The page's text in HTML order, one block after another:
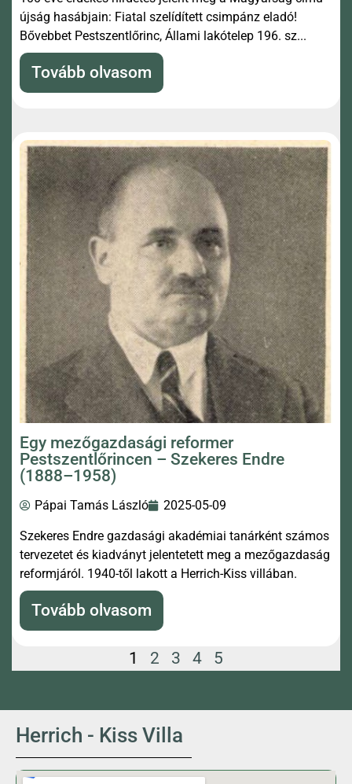
újság hasábjain: Fiatal szelídített csimpánz eladó!
Bővebbet Pestszentlőrinc, Állami lakótelep 196. sz...
Tovább olvasom
Egy mezőgazdasági reformer
Pestszentlőrincen – Szekeres Endre
(1888–1958)
Pápai Tamás László 2025-05-09
Szekeres Endre gazdasági akadémiai tanárként számos
tervezetet és kiadványt jelentetett meg a mezőgazdaság
reformjáról. 1940-től lakott a Herrich-Kiss villában.
Tovább olvasom
1 2 3 4 5
Herrich - Kiss Villa